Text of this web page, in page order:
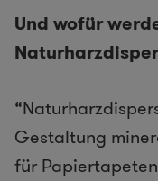
Und wofür
Gestaltung
für